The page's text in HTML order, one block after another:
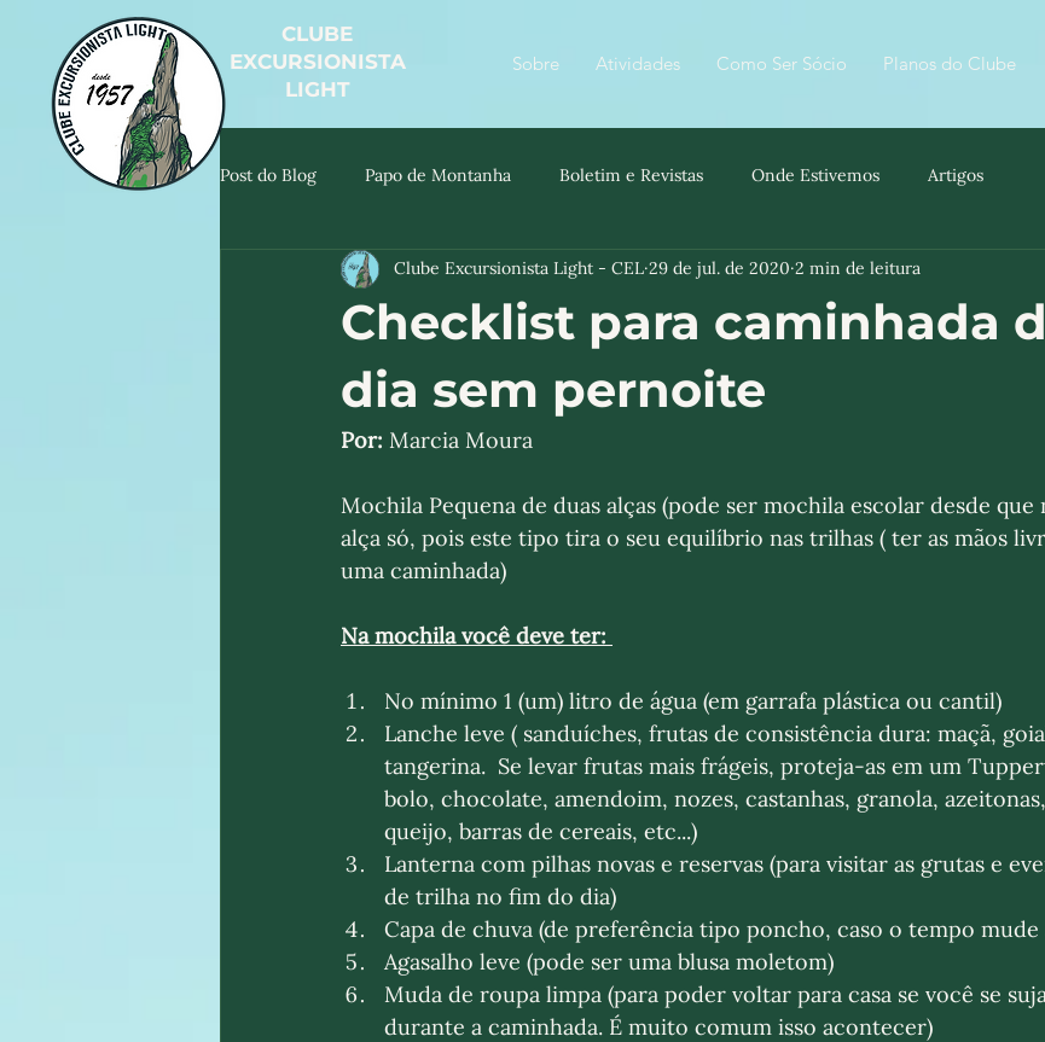
CLUBE
EXCURSIONISTA
LIGHT
Sobre Atividades Como Ser Sócio Planos do Clube
Post do Blog Papo de Montanha Boletim e Revistas Onde Estivemos Artigos
Checklist para caminhada
dia sem pernoite
Clube Excursionista Light - CEL 29 de jul. de 2020 2 min de leitura
Por: Marcia Moura
Mochila Pequena de duas alças (pode ser mochila escolar desde que
alça só, pois este tipo tira o seu equilíbrio nas trilhas ( ter as mãos
uma caminhada)
Na mochila você deve ter:
No mínimo 1 (um) litro de água (em garrafa plástica ou cantil)
Lanche leve ( sanduíches, frutas de consistência dura: maçã,
tangerina.  Se levar frutas mais frágeis, proteja-as em um
bolo, chocolate, amendoim, nozes, castanhas, granola,
queijo, barras de cereais, etc...)
Lanterna com pilhas novas e reservas (para visitar as grutas e
de trilha no fim do dia)
Capa de chuva (de preferência tipo poncho, caso o tempo mude
Agasalho leve (pode ser uma blusa moletom)
Muda de roupa limpa (para poder voltar para casa se você se
durante a caminhada. É muito comum isso acontecer)